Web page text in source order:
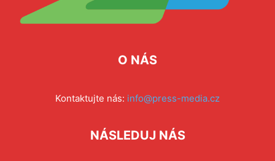
O NÁS
Kontaktujte nás: info@press-media.cz
NÁSLEDUJ NÁS